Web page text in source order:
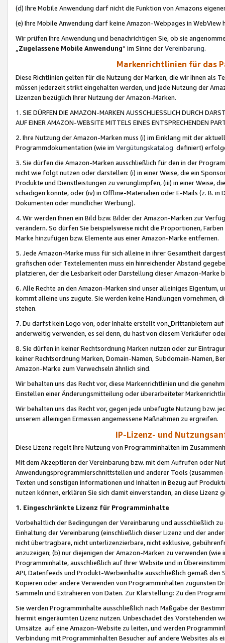
(d) Ihre Mobile Anwendung darf nicht die Funktion von Amazons
(e) Ihre Mobile Anwendung darf keine Amazon-Webpages in WebView
Wir prüfen Ihre Anwendung und benachrichtigen Sie, ob sie
„Zugelassene Mobile Anwendung“ im Sinne derVereinbarung.
Markenrichtlinien für das
Diese Richtlinien gelten für die Nutzung der Marken, die wir Ihnen als
müssen jederzeit strikt eingehalten werden, und jede Nutzung der
Lizenzen bezüglich Ihrer Nutzung der Amazon-Marken.
1. SIE DÜRFEN DIE AMAZON-MARKEN AUSSCHLIESSLICH DURCH
AUF EINER AMAZON-WEBSITE MITTELS EINES ENTSPRECHENDEN
2. Ihre Nutzung der Amazon-Marken muss (i) im Einklang mit der
Programmdokumentation (wie im Vergütungskatalog definiert)
3. Sie dürfen die Amazon-Marken ausschließlich für den in der
nicht wie folgt nutzen oder darstellen: (i) in einer Weise, die ein
Produkte und Dienstleistungen zu verunglimpfen, (iii) in einer Weise,
schädigen könnte, oder (iv) in Offline-Materialien oder E-Mails (z. B. in
Dokumenten oder mündlicher Werbung).
4. Wir werden Ihnen ein Bild bzw. Bilder der Amazon-Marken zur
verändern. So dürfen Sie beispielsweise nicht die Proportionen,
Marke hinzufügen bzw. Elemente aus einer Amazon-Marke entfernen.
5. Jede Amazon-Marke muss für sich alleine in ihrer Gesamtheit
grafischen oder Textelementen muss ein hinreichender Abstand
platzieren, der die Lesbarkeit oder Darstellung dieser Amazon-Marke
6. Alle Rechte an den Amazon-Marken sind unser alleiniges
kommt alleine uns zugute. Sie werden keine Handlungen vornehmen,
stehen.
7. Du darfst kein Logo von, oder Inhalte erstellt von,Drittanbietern auf
anderweitig verwenden, es sei denn, du hast von diesem Verkäufer
8. Sie dürfen in keiner Rechtsordnung Marken nutzen oder zur
keiner Rechtsordnung Marken, Domain-Namen, Subdomain-Namen,
Amazon-Marke zum Verwechseln ähnlich sind.
Wir behalten uns das Recht vor, diese Markenrichtlinien und die
Einstellen einer Änderungsmitteilung oder überarbeiteter
Wir behalten uns das Recht vor, gegen jede unbefugte Nutzung bzw.
unserem alleinigen Ermessen angemessene Maßnahmen zu ergreifen.
IP-Lizenz- und
Diese Lizenz regelt Ihre Nutzung von Programminhalten im
Mit dem Akzeptieren der Vereinbarung bzw. mit dem Aufrufen oder
Anwendungsprogrammierschnittstellen und anderer Tools (zusammen
Texten und sonstigen Informationen und Inhalten in Bezug auf
nutzen können, erklären Sie sich damit einverstanden, an diese Lizenz
1. Eingeschränkte Lizenz für Programminhalte
Vorbehaltlich der Bedingungen der Vereinbarung und ausschließlich
Einhaltung der Vereinbarung (einschließlich dieser Lizenz und der
nicht übertragbare, nicht unterlizenzierbare, nicht exklusive,
anzuzeigen; (b) nur diejenigen der Amazon-Marken zu verwenden
Programminhalte, ausschließlich auf Ihrer Website und in
API, Datenfeeds und Produkt-Werbeinhalte ausschließlich gemäß
Kopieren oder andere Verwenden von Programminhalten zugunsten
Sammeln und Extrahieren von Daten. Zur Klarstellung: Zu den
Sie werden Programminhalte ausschließlich nach Maßgabe der
hiermit eingeräumten Lizenz nutzen. Unbeschadet des Vorstehenden
Umsätze auf eine Amazon-Website zu leiten, und werden
Verbindung mit Programminhalten Besucher auf andere Websites als